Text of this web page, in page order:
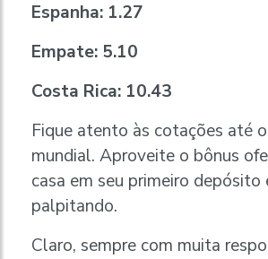
Espanha: 1.27
Empate: 5.10
Costa Rica: 10.43
Fique atento às cotações até
mundial. Aproveite o bônus
casa em seu primeiro
palpitando.
Claro, sempre com muita